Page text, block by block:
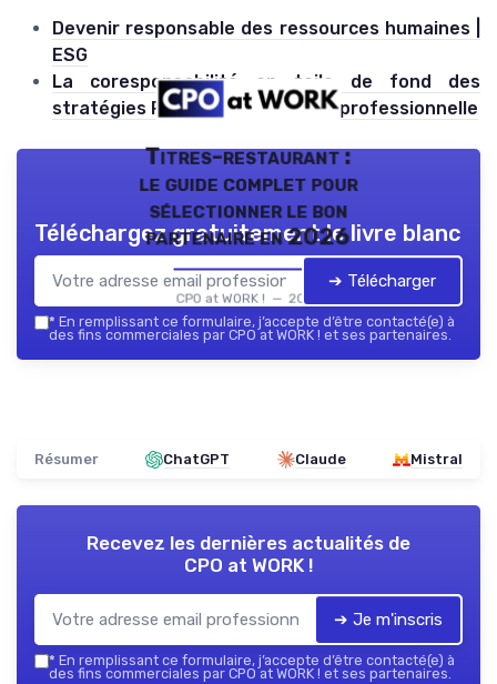
Devenir responsable des ressources humaines |
ESG
La coresponsabilité en toile de fond des
stratégies RH pour la formation professionnelle
Titres-restaurant :
le guide complet pour
sélectionner le bon
partenaire en 2026
CPO at WORK ! — 2026
Téléchargez gratuitement le livre blanc
➔ Télécharger
* En remplissant ce formulaire, j’accepte d’être contacté(e) à
des fins commerciales par CPO at WORK ! et ses partenaires.
Résumer ChatGPT Claude Mistral
Recevez les dernières actualités de
CPO at WORK !
➔ Je m'inscris
* En remplissant ce formulaire, j’accepte d’être contacté(e) à
des fins commerciales par CPO at WORK ! et ses partenaires.